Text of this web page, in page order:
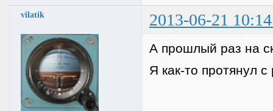
vilatik 2013-06-21
А прошлый раз на
Я как-то протянул